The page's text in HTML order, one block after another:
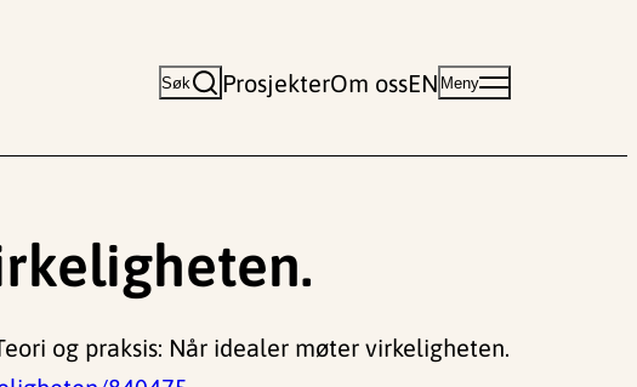
Søk ProsjekterOm ossEN Meny
og praksis: Når idealer møter virkeligheten.